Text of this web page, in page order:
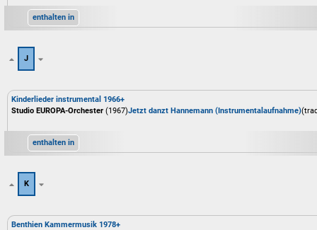
enthalten in
J
Kinderlieder instrumental 1966+
Studio EUROPA-Orchester (1967)Jetzt danzt Hannemann (Instrumentalaufnahme)
enthalten in
K
Benthien Kammermusik 1978+